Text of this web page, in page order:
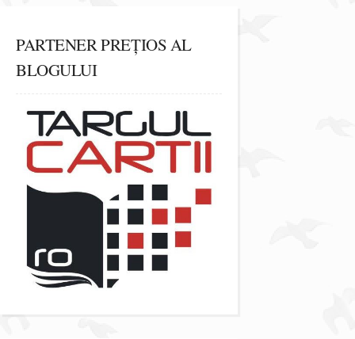
PARTENER PREȚIOS AL
BLOGULUI